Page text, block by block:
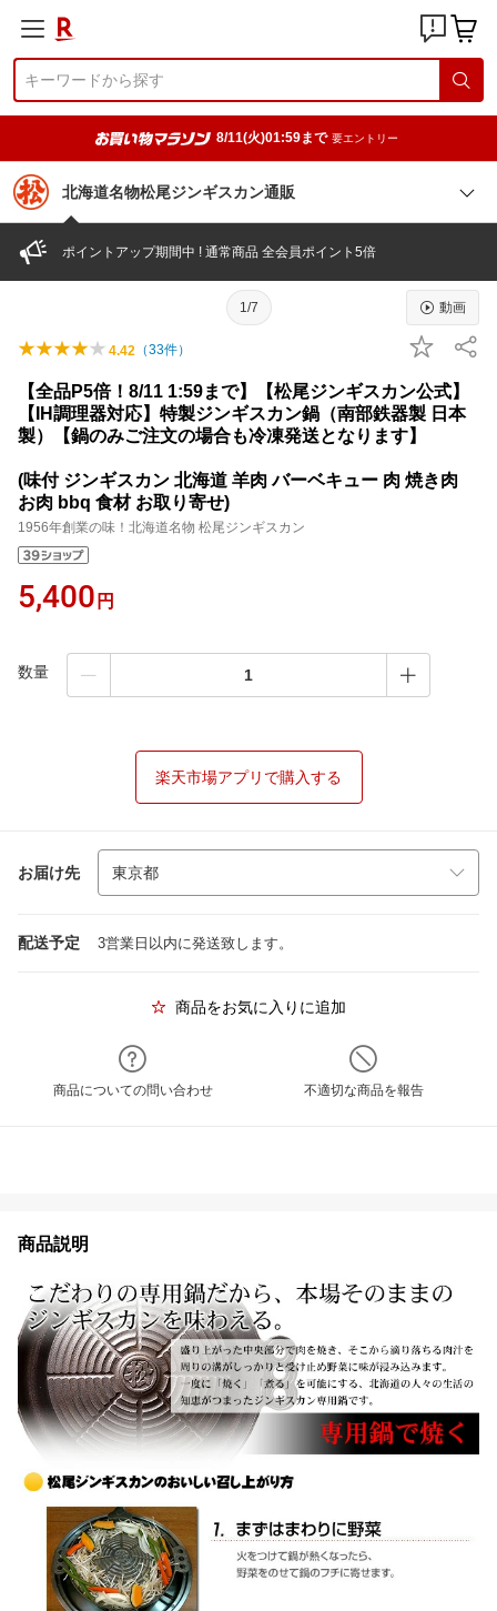
8/11(火)01:59まで 要エントリー
北海道名物松尾ジンギスカン通販
ポイントアップ期間中 ! 通常商品 全会員ポイント5倍
1/7 動画
4.42 （33件）
【全品P5倍！8/11 1:59まで】【松尾ジンギスカン公式】
【IH調理器対応】特製ジンギスカン鍋（南部鉄器製 日本
製）【鍋のみご注文の場合も冷凍発送となります】
(味付 ジンギスカン 北海道 羊肉 バーベキュー 肉 焼き肉
お肉 bbq 食材 お取り寄せ)
1956年創業の味！北海道名物 松尾ジンギスカン
5,400 円
数量
楽天市場アプリで購入する
お届け先
配送予定 3営業日以内に発送致します。
商品をお気に入りに追加
商品についての問い合わせ 不適切な商品を報告
商品説明